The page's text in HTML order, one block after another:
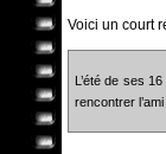
Voici un court
L’été de ses
rencontrer